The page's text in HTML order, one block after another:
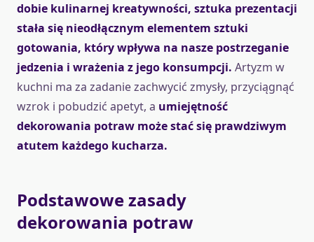
dobie kulinarnej kreatywności, sztuka prezentacji
stała się nieodłącznym elementem sztuki
gotowania, który wpływa na nasze postrzeganie
jedzenia i wrażenia z jego konsumpcji. Artyzm w
kuchni ma za zadanie zachwycić zmysły, przyciągnąć
wzrok i pobudzić apetyt, a umiejętność
dekorowania potraw może stać się prawdziwym
atutem każdego kucharza.
Podstawowe zasady
dekorowania potraw